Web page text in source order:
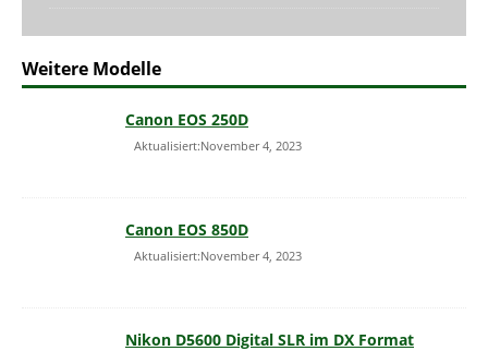
Weitere Modelle
Canon EOS 250D
Aktualisiert:November 4, 2023
Canon EOS 850D
Aktualisiert:November 4, 2023
Nikon D5600 Digital SLR im DX Format